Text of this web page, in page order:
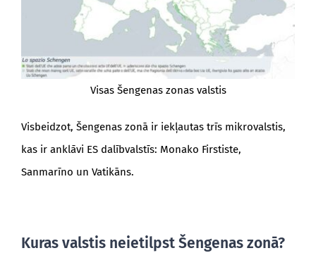
Visas Šengenas zonas valstis
Visbeidzot, Šengenas zonā ir iekļautas trīs mikrovalstis,
kas ir anklāvi ES dalībvalstīs: Monako Firstiste,
Sanmarīno un Vatikāns.
Kuras valstis neietilpst Šengenas zonā?